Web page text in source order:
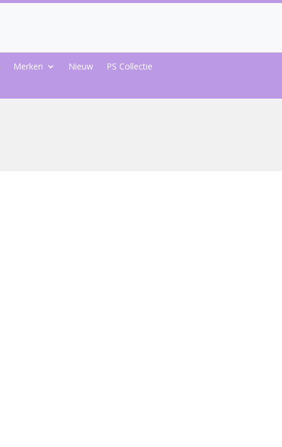
Merken Nieuw
PS Collectie